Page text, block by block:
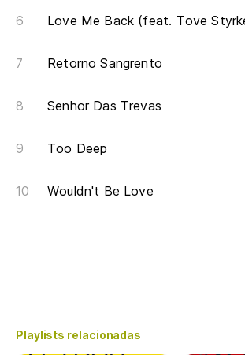
Love Me Back (feat. Tove
Retorno Sangrento
Senhor Das Trevas
Too Deep
Wouldn't Be Love
Playlists relacionadas